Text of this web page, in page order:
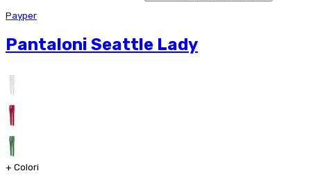
Payper
Pantaloni Seattle Lady
+ Colori